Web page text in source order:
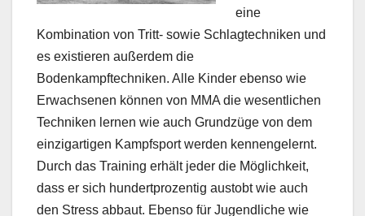
eine
Kombination von Tritt- sowie Schlagtechniken und
es existieren außerdem die
Bodenkampftechniken. Alle Kinder ebenso wie
Erwachsenen können von MMA die wesentlichen
Techniken lernen wie auch Grundzüge von dem
einzigartigen Kampfsport werden kennengelernt.
Durch das Training erhält jeder die Möglichkeit,
dass er sich hundertprozentig austobt wie auch
den Stress abbaut. Ebenso für Jugendliche wie